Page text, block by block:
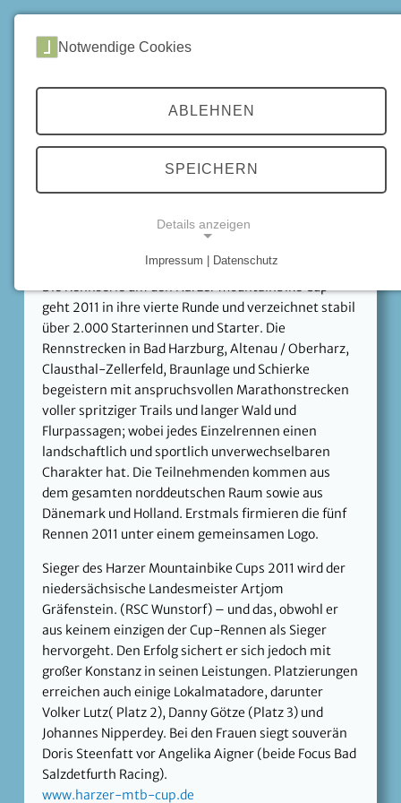
CHRONIK 2011
Harzer Mountainbike Cup 2011
Die Rennserie um den Harzer Mountainbike Cup
geht 2011 in ihre vierte Runde und verzeichnet stabil
über 2.000 Starterinnen und Starter. Die
Rennstrecken in Bad Harzburg, Altenau / Oberharz,
Clausthal-Zellerfeld, Braunlage und Schierke
begeistern mit anspruchsvollen Marathonstrecken
voller spritziger Trails und langer Wald und
Flurpassagen; wobei jedes Einzelrennen einen
landschaftlich und sportlich unverwechselbaren
Charakter hat. Die Teilnehmenden kommen aus
dem gesamten norddeutschen Raum sowie aus
Dänemark und Holland. Erstmals firmieren die fünf
Rennen 2011 unter einem gemeinsamen Logo.
Sieger des Harzer Mountainbike Cups 2011 wird der
niedersächsische Landesmeister Artjom
Gräfenstein. (RSC Wunstorf) – und das, obwohl er
aus keinem einzigen der Cup-Rennen als Sieger
hervorgeht. Den Erfolg sichert er sich jedoch mit
großer Konstanz in seinen Leistungen. Platzierungen
erreichen auch einige Lokalmatadore, darunter
Volker Lutz( Platz 2), Danny Götze (Platz 3) und
Johannes Nipperdey. Bei den Frauen siegt souverän
Doris Steenfatt vor Angelika Aigner (beide Focus Bad
Salzdetfurth Racing).
www.harzer-mtb-cup.de
Notwendige Cookies
ABLEHNEN
SPEICHERN
Details anzeigen
Impressum | Datenschutz